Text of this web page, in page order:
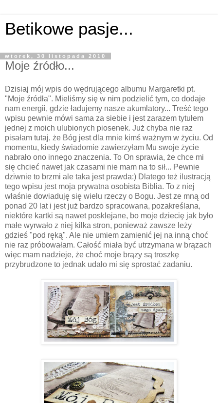
Betikowe pasje...
wtorek, 30 listopada 2010
Moje źródło...
Dzisiaj mój wpis do wędrującego albumu Margaretki pt.
"Moje źródła". Mieliśmy się w nim podzielić tym, co dodaje
nam energii, gdzie ładujemy nasze akumlatory... Treść tego
wpisu pewnie mówi sama za siebie i jest zarazem tytułem
jednej z moich ulubionych piosenek. Już chyba nie raz
pisałam tutaj, że Bóg jest dla mnie kimś ważnym w życiu. Od
momentu, kiedy świadomie zawierzyłam Mu swoje życie
nabrało ono innego znaczenia. To On sprawia, że chce mi
się chcieć nawet jak czasami nie mam na to sił... Pewnie
dziwnie to brzmi ale taka jest prawda:) Dlatego też ilustracją
tego wpisu jest moja prywatna osobista Biblia. To z niej
właśnie dowiaduję się wielu rzeczy o Bogu. Jest ze mną od
ponad 20 lat i jest już bardzo spracowana, pozakreślana,
niektóre kartki są nawet posklejane, bo moje dziecię jak było
małe wyrwało z niej kilka stron, ponieważ zawsze leży
gdzieś "pod ręką". Ale nie umiem zamienić jej na inną choć
nie raz próbowałam. Całość miała być utrzymana w brązach
więc mam nadzieje, że choć moje brązy są troszkę
przybrudzone to jednak udało mi się sprostać zadaniu.